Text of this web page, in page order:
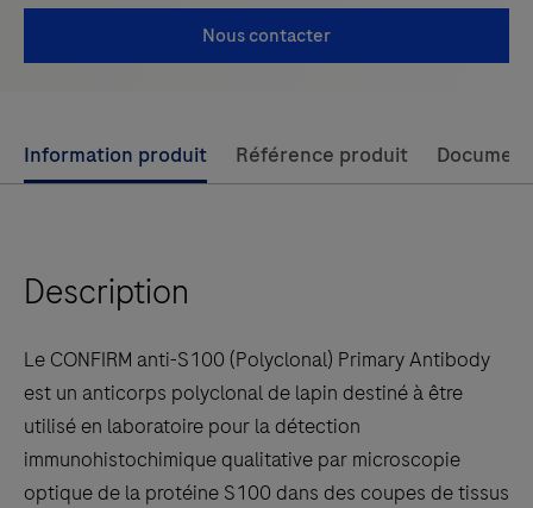
Nous contacter
Use
left
arrow
to
scroll
between
the
tabs
Information produit Référence produit
Description
Le CONFIRM anti-S100 (Polyclonal) Primary Antibody
est un anticorps polyclonal de lapin destiné à être
utilisé en laboratoire pour la détection
immunohistochimique qualitative par microscopie
optique de la protéine S100 dans des coupes de tissus